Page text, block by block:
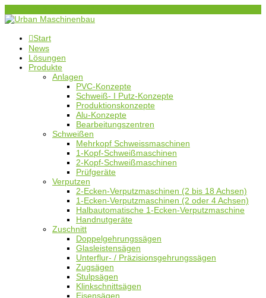
Start
News
Lösungen
Produkte
Anlagen
PVC-Konzepte
Schweiß- I Putz-Konzepte
Produktionskonzepte
Alu-Konzepte
Bearbeitungszentren
Schweißen
Mehrkopf Schweissmaschinen
1-Kopf-Schweißmaschinen
2-Kopf-Schweißmaschinen
Prüfgeräte
Verputzen
2-Ecken-Verputzmaschinen (2 bis 18 Achsen)
1-Ecken-Verputzmaschinen (2 oder 4 Achsen)
Halbautomatische 1-Ecken-Verputzmaschine
Handnutgeräte
Zuschnitt
Doppelgehrungssägen
Glasleistensägen
Unterflur- / Präzisionsgehrungssägen
Zugsägen
Stulpsägen
Klinkschnittsägen
Eisensägen